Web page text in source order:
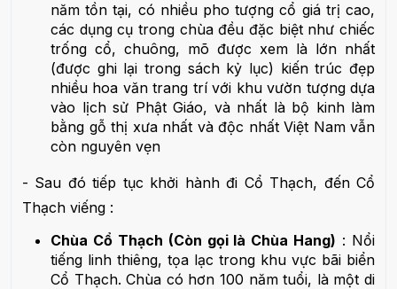
năm tồn tại, có nhiều pho tượng cổ giá trị cao,
các dụng cụ trong chùa đều đặc biệt như chiếc
trống cổ, chuông, mõ được xem là lớn nhất
(được ghi lại trong sách kỷ lục) kiến trúc đẹp
nhiều hoa văn trang trí với khu vườn tượng dựa
vào lịch sử Phật Giáo, và nhất là bộ kinh làm
bằng gỗ thị xưa nhất và độc nhất Việt Nam vẫn
còn nguyên vẹn
- Sau đó tiếp tục khởi hành đi Cổ Thạch, đến Cổ
Thạch viếng :
Chùa Cổ Thạch (Còn gọi là Chùa Hang) : Nổi
tiếng linh thiêng, tọa lạc trong khu vực bãi biển
Cổ Thạch. Chùa có hơn 100 năm tuổi, là một di